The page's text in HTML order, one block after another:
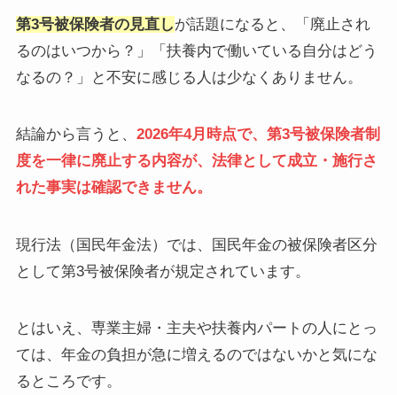
第3号被保険者の見直しが話題になると、「廃止され
るのはいつから？」「扶養内で働いている自分はどう
なるの？」と不安に感じる人は少なくありません。
結論から言うと、 2026年4月時点で、第3号被保険者制
度を一律に廃止する内容が、法律として成立・施行さ
れた事実は確認できません。
現行法（国民年金法）では、国民年金の被保険者区分
として第3号被保険者が規定されています。
とはいえ、専業主婦・主夫や扶養内パートの人にとっ
ては、年金の負担が急に増えるのではないかと気にな
るところです。